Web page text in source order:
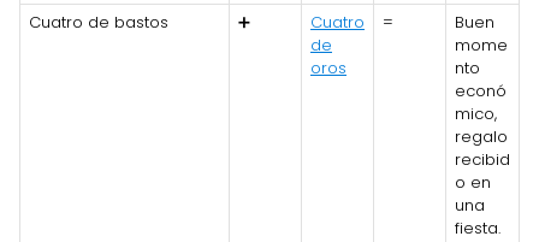
Cuatro de bastos
➕
Cuatro
de
oros
=
Buen
mome
nto
econó
mico,
regalo
recibid
o en
una
fiesta.